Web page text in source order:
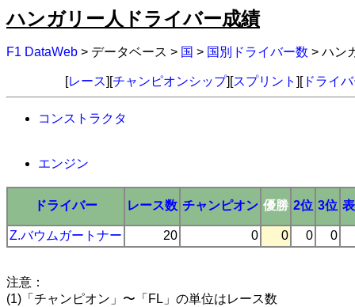
ハンガリー人ドライバー成績
F1 DataWeb > データベース > 国 > 国別ドライバー数 > ハン
[レース][チャンピオンシップ][スプリント ][ドライ
コンストラクタ
エンジン
ドライバー レース数 チャンピオン 優勝 2位 3位
Z.バウムガートナー 20 0 0 0 0
注意：
(1)「チャンピオン」〜「FL」の単位はレース数